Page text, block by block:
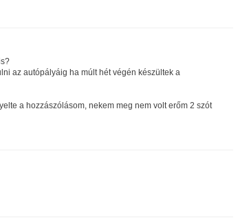
az autópályáig ha múlt hét végén készültek a
a hozzászólásom, nekem meg nem volt erőm 2 szót